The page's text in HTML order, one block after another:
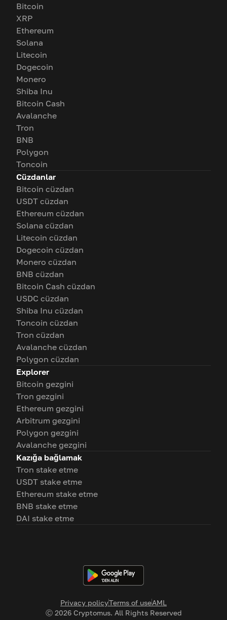
Privacy policyTerms of useAML
Ⓒ 2026Cryptomus. All Rights Reserved
Bitcoin
XRP
Ethereum
Solana
Litecoin
Dogecoin
Monero
Shiba Inu
Bitcoin Cash
Avalanche
Tron
BNB
Polygon
Toncoin
Cüzdanlar
Bitcoin cüzdan
USDT cüzdan
Ethereum cüzdan
Solana cüzdan
Litecoin cüzdan
Dogecoin cüzdan
Monero cüzdan
BNB cüzdan
Bitcoin Cash cüzdan
USDC cüzdan
Shiba Inu cüzdan
Toncoin cüzdan
Tron cüzdan
Avalanche cüzdan
Polygon cüzdan
Explorer
Bitcoin gezgini
Tron gezgini
Ethereum gezgini
Arbitrum gezgini
Polygon gezgini
Avalanche gezgini
Kazığa bağlamak
Tron stake etme
USDT stake etme
Ethereum stake etme
BNB stake etme
DAI stake etme